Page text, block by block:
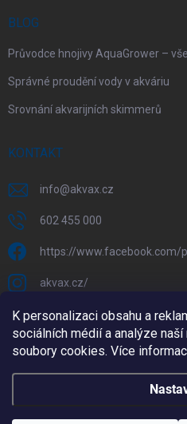
K personalizaci obsahu a
sociálních médií a analýze
soubory cookies. Více
BLOG
Průvodce hnojivy AquaGrower –
Správné proudění vody v akváriu
Srovnání akvarijních skimmerů
KONTAKT
info@akvax.cz
602 455 000
https://www.facebook.com/
akvax.cz/
602 455 000
@akvax_cz